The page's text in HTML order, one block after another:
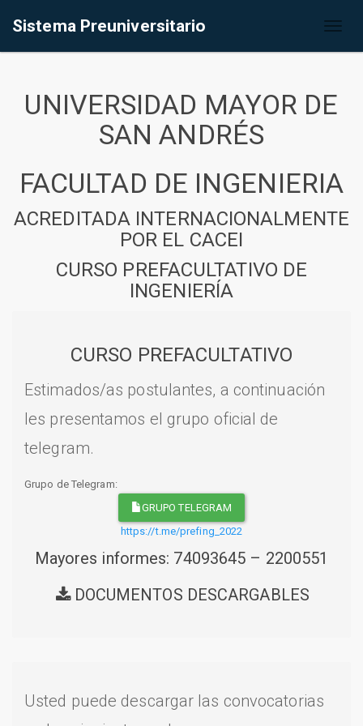
Sistema Preuniversitario
UNIVERSIDAD MAYOR DE
SAN ANDRÉS
FACULTAD DE INGENIERIA
ACREDITADA INTERNACIONALMENTE
POR EL CACEI
CURSO PREFACULTATIVO DE
INGENIERÍA
CURSO PREFACULTATIVO
Estimados/as postulantes, a continuación
les presentamos el grupo oficial de
telegram.
Grupo de Telegram:
GRUPO TELEGRAM
https://t.me/prefing_2022
Mayores informes: 74093645 – 2200551
DOCUMENTOS DESCARGABLES
Usted puede descargar las convocatorias